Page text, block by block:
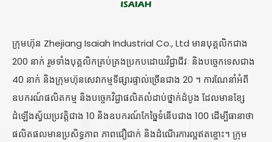
ក្រុមហ៊ុន Zhejiang Isaiah Industrial Co., Ltd មានបុគ្គលិកជាង
200 នាក់ រួមទាំងបុគ្គលិកគ្រប់គ្រងប្រកបដោយវិជ្ជាជីវៈ និងបច្ចេកទេសជាង
40 នាក់ និងក្រុមហ៊ុនសេវាកម្មទីផ្សារផ្ទាល់ច្រើនជាង 20 ។ ការណែនាំអំពី
ឧបករណ៍ផលិតកម្ម និងបច្ចេកវិជ្ជាផលិតលំដាប់ថ្នាក់ដំបូង ដែលមានខ្សែ
ដំឡើងស្វ័យប្រវត្តិជាង 10 និងឧបករណ៍កែច្នៃទំនើបជាង 100 ដើម្បីធានាថា
ផលិតផលមានប្រសិទ្ធភាព ភាពជឿជាក់ និងដំណើរការល្អឥតខ្ចោះ។ ក្រុម